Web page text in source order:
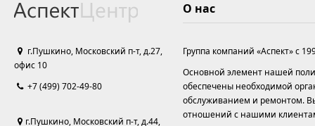
г.Пушкино, Московский п-т, д.27,
офис 10
+7 (499) 702-49-80
г.Пушкино, Московский п-т, д.44,
О нас
Группа компаний «Аспект» с
Основной элемент нашей
обеспечены необходимой
обслуживанием и ремонтом.
отношений с нашими